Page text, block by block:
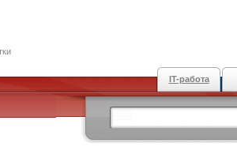
IT-работа